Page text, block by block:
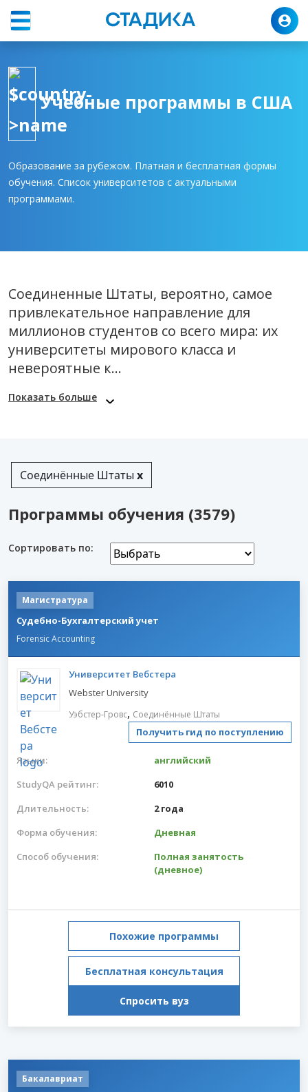
Программы Соединённые Штаты
Учебные программы в США
Образование за рубежом. Платная и бесплатная формы
обучения. Список университетов с актуальными
программами.
Соединенные Штаты, вероятно, самое
привлекательное направление для
миллионов студентов со всего мира: их
университеты мирового класса и
невероятные к...
Показать больше
Соединённые Штаты x
Программы обучения (3579)
Сортировать по:
Магистратура
Судебно-Бухгалтерский учет
Forensic Accounting
Университет Вебстера
Webster University
Уэбстер-Гровс, Соединённые Штаты
Получить гид по поступлению
Языки:
английский
StudyQA рейтинг:
6010
Длительность:
2 года
Форма обучения:
Дневная
Способ обучения:
Полная занятость
(дневное)
Похожие программы
Бесплатная консультация
Спросить вуз
Бакалавриат